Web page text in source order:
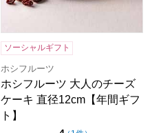
ソーシャルギフト
ホシフルーツ
ホシフルーツ 大人のチーズ
ケーキ 直径12cm【年間ギフ
ト】